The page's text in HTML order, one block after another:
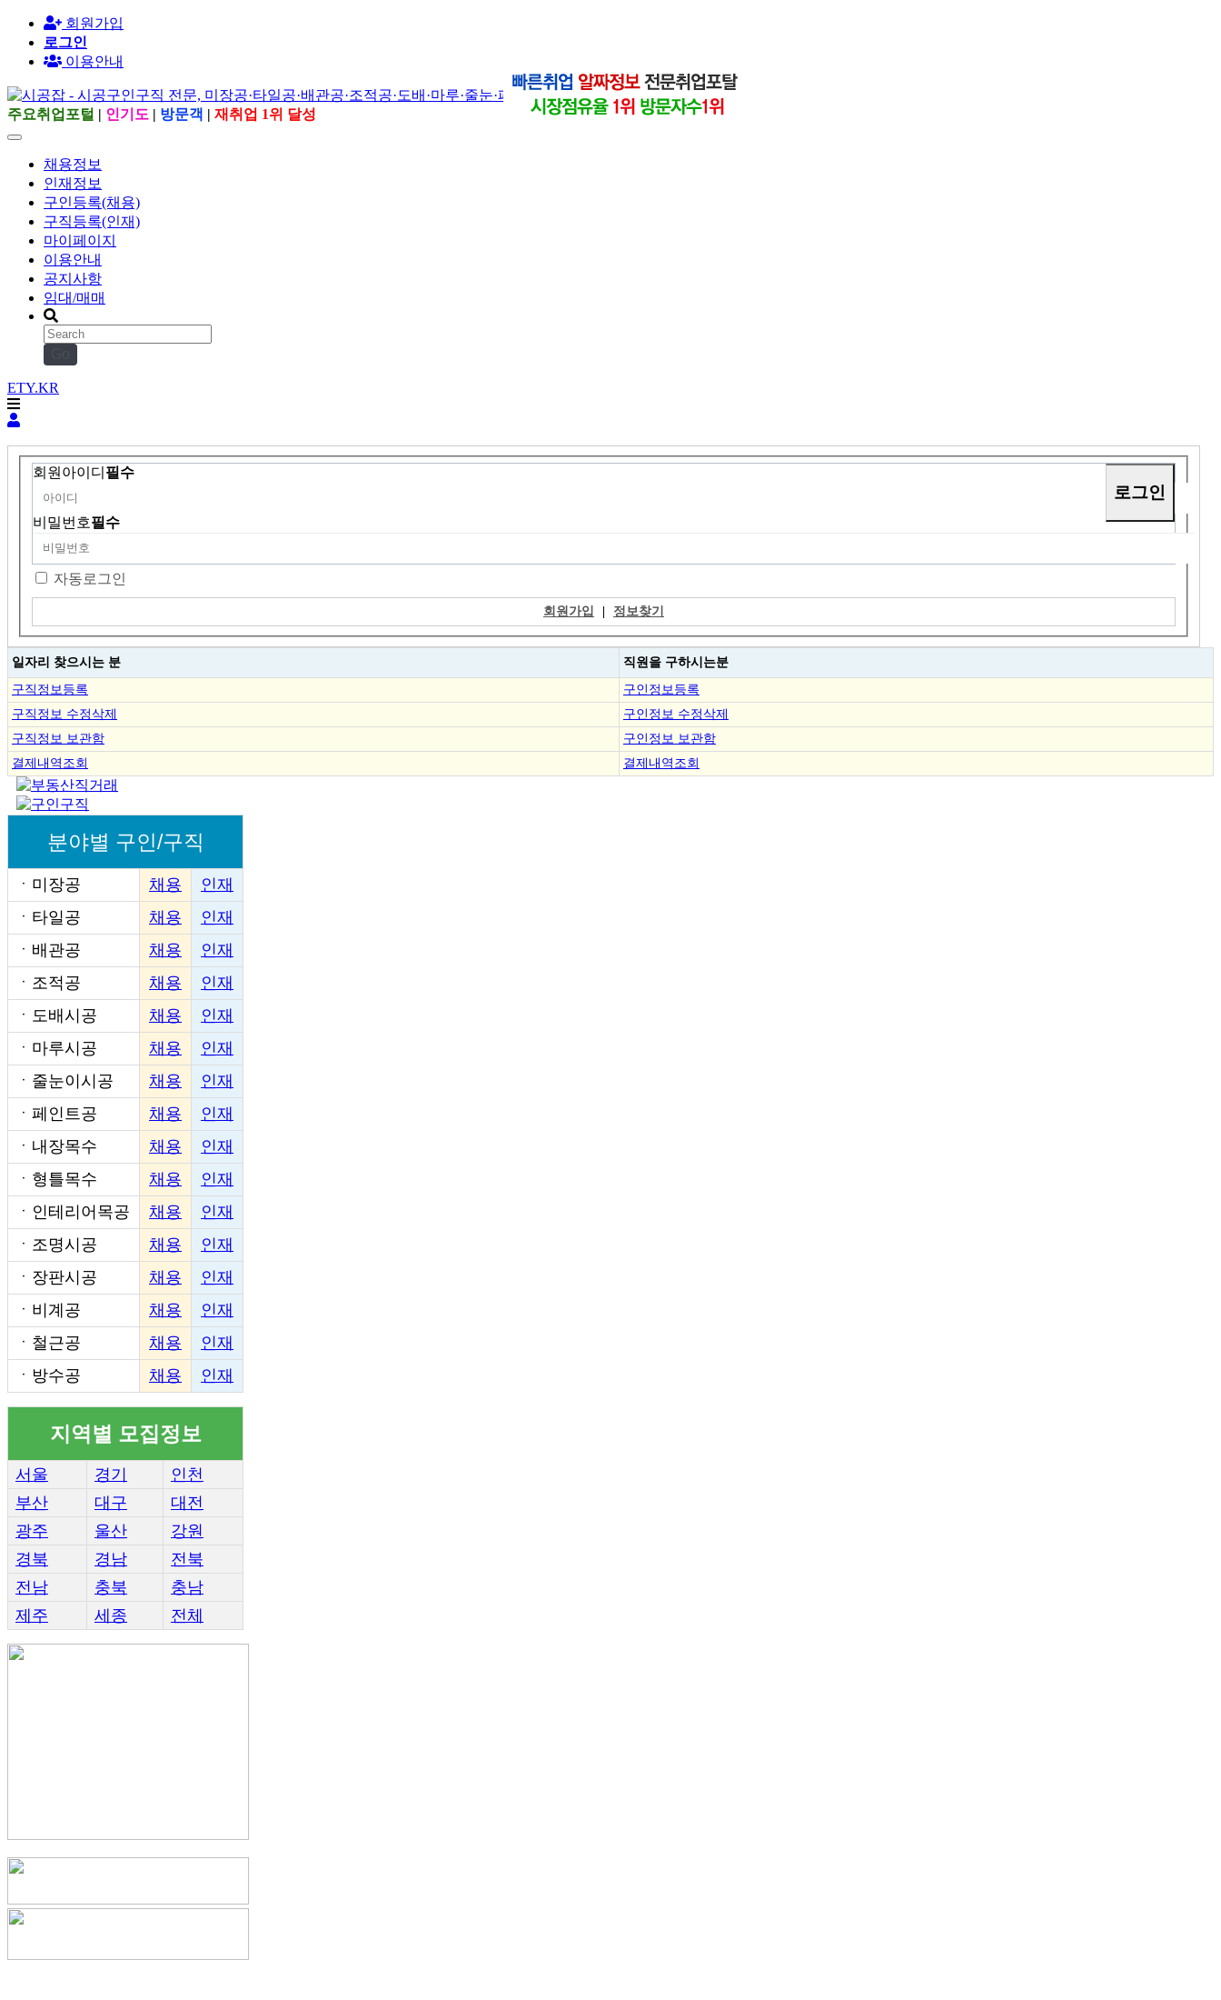
회원가입
로그인
이용안내
주요취업포털 | 인기도 | 방문객 | 재취업 1위 달성
채용정보
인재정보
구인등록(채용)
구직등록(인재)
마이페이지
이용안내
공지사항
임대/매매
ETY.KR
회원아이디 필수
비밀번호필수
자동로그인
회원가입 | 정보찾기
일자리 찾으시는 분 직원을 구하시는분
구직정보등록
구인정보등록
구직정보 수정삭제
구인정보 수정삭제
구직정보 보관함
구인정보 보관함
결제내역조회
결제내역조회
분야별 구인/구직
ㆍ 미장공 채용
인재
ㆍ 타일공 채용
인재
ㆍ 배관공 채용
인재
ㆍ 조적공 채용
인재
ㆍ 도배시공 채용
인재
ㆍ 마루시공 채용
인재
ㆍ 줄눈이시공 채용
인재
ㆍ 페인트공 채용
인재
ㆍ 내장목수 채용
인재
ㆍ 형틀목수 채용
인재
ㆍ 인테리어목공 채용
인재
ㆍ 조명시공 채용
인재
ㆍ 장판시공 채용
인재
ㆍ 비계공 채용
인재
ㆍ 철근공 채용
인재
ㆍ 방수공 채용 인재
지역별 모집정보
서울 경기
인천
부산
대구
대전
광주
울산
강원
경북
경남
전북
전남
충북
충남
제주
세종 전체